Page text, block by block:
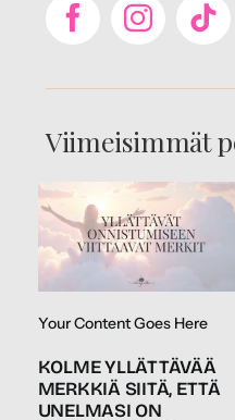
Viimeisimmät
Your Content Goes Here
KOLME YLLÄTTÄVÄÄ
MERKKIÄ SIITÄ, ETTÄ
UNELMASI ON